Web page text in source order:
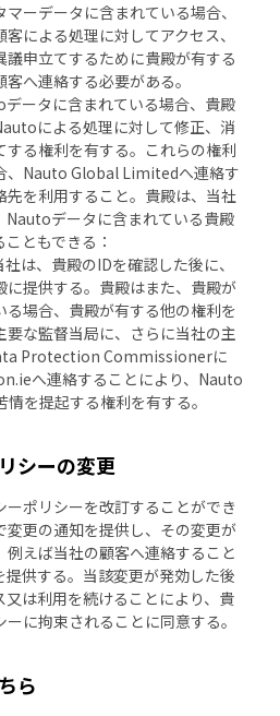
ーデータに含まれている場合、
による処理に対してアクセス、
申立てするために貴殿が有する
へ連絡する必要がある。
ータに含まれている場合、貴殿
による処理に対して修正、消
る権利を有する。これらの権利
、Nauto Global Limitedへ連絡す
先を利用すること。貴殿は、当社
Nautoデータに含まれている貴殿
ともできる：
は、貴殿のIDを確認した後に、
に提供する。貴殿はまた、貴殿が
場合、貴殿が有する他の権利を
な監督当局に、さらに当社の主
Protection Commissionerに
へ連絡することにより、Nauto
を提起する権利を有する。
シーの変更
ポリシーを改訂することができ
更の通知を提供し、その変更が
えば当社の顧客へ連絡すること
提供する。当該変更が発効した後
又は利用を続けることにより、貴
に拘束されることに同意する。
ら